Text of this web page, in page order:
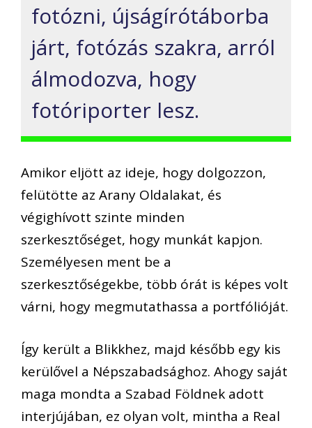
fotózni, újságírótáborba
járt, fotózás szakra, arról
álmodozva, hogy
fotóriporter lesz.
Amikor eljött az ideje, hogy dolgozzon,
felütötte az Arany Oldalakat, és
végighívott szinte minden
szerkesztőséget, hogy munkát kapjon.
Személyesen ment be a
szerkesztőségekbe, több órát is képes volt
várni, hogy megmutathassa a portfólióját.
Így került a Blikkhez, majd később egy kis
kerülővel a Népszabadsághoz. Ahogy saját
maga mondta a Szabad Földnek adott
interjújában, ez olyan volt, mintha a Real